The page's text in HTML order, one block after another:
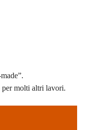
per molti altri lavori.